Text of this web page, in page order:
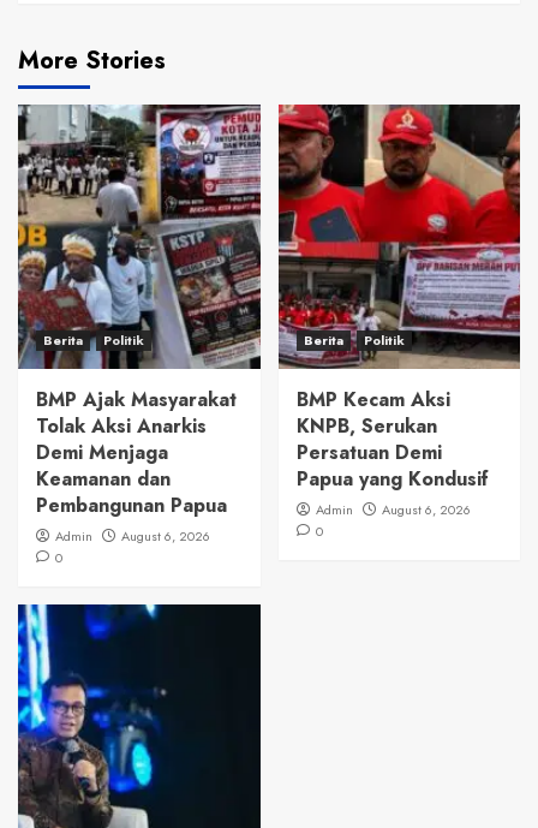
More Stories
Berita Politik
BMP Ajak Masyarakat
Tolak Aksi Anarkis
Demi Menjaga
Keamanan dan
Pembangunan Papua
Admin
August 6, 2026
0
Berita Politik
BMP Kecam Aksi
KNPB, Serukan
Persatuan Demi
Papua yang Kondusif
Admin
August 6, 2026
0